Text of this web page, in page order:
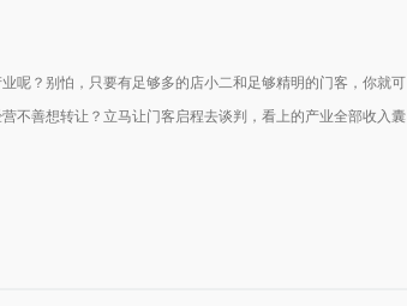
呢？别怕，只要有足够多的店小二和足够精明的门客，你就可
不善想转让？立马让门客启程去谈判，看上的产业全部收入囊